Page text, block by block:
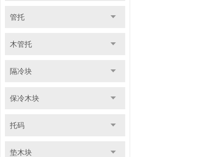
管托
木管托
隔冷块
保冷木块
托码
垫木块